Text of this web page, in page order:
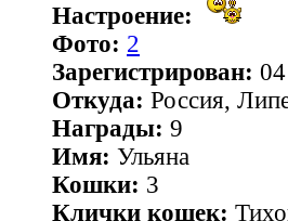
Настроение:
Фото: 2
Зарегистрирован:
Откуда: Россия,
Награды: 9
Имя: Ульяна
Кошки: 3
Клички кошек: